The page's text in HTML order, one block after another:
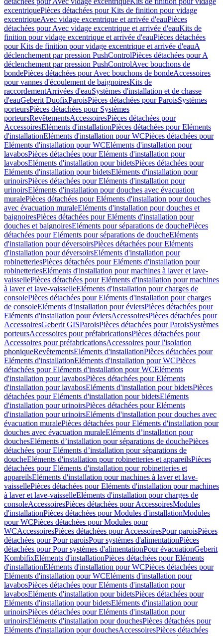
excentriquePièces détachées pour Kits de finition pour vidage
excentriqueAvec vidage excentrique et arrivée d'eauPièces
détachées pour Avec vidage excentrique et arrivée d'eauKits de
finition pour vidage excentrique et arrivée d'eauPièces détachées
pour Kits de finition pour vidage excentrique et arrivée d'eauA
déclenchement par pression PushControlPièces détachées pour A
déclenchement par pression PushControlAvec bouchons de
bondePièces détachées pour Avec bouchons de bondeAccessoires
pour vannes d'écoulement de baignoiresKits de
raccordementArrivées d'eauSystèmes d'installation et de chasse
d'eauGeberit DuofixParoisPièces détachées pour ParoisSystèmes
porteursPièces détachées pour Systèmes
porteursRevêtementsAccessoiresPièces détachées pour
AccessoiresEléments d'installationPièces détachées pour Eléments
d'installationEléments d'installation pour WCPièces détachées pour
Eléments d'installation pour WCEléments d'installation pour
lavabosPièces détachées pour Eléments d'installation pour
lavabosEléments d'installation pour bidetsPièces détachées pour
Eléments d'installation pour bidetsEléments d'installation pour
urinoirsPièces détachées pour Eléments d'installation pour
urinoirsEléments d'installation pour douches avec évacuation
muralePièces détachées pour Eléments d'installation pour douches
avec évacuation muraleEléments d'installation pour douches et
baignoiresPièces détachées pour Eléments d'installation pour
douches et baignoiresEléments pour séparations de douchePièces
détachées pour Eléments pour séparations de doucheEléments
d'installation pour déversoirsPièces détachées pour Eléments
d'installation pour déversoirsEléments d'installation pour
robinetteriesPièces détachées pour Eléments d'installation pour
robinetteriesEléments d'installation pour machines à laver et lave-
vaissellePièces détachées pour Eléments d'installation pour machines
à laver et lave-vaisselleEléments d'installation pour charges de
consolePièces détachées pour Eléments d'installation pour charges
de consoleEléments d'installation pour éviersPièces détachées pour
Eléments d'installation pour éviersAccessoiresPièces détachées pour
AccessoiresGeberit GISParoisPièces détachées pour ParoisSystèmes
porteursAccessoires pour préfabricationsPièces détachées pour
Accessoires pour préfabricationsAccessoires pour l'isolation
phoniqueRevêtementsEléments d'installationPièces détachées pour
Eléments d'installationEléments d'installation pour WCPièces
détachées pour Eléments d'installation pour WCEléments
d'installation pour lavabosPièces détachées pour Eléments
d'installation pour lavabosEléments d'installation pour bidetsPièces
détachées pour Eléments d'installation pour bidetsEléments
d'installation pour urinoirsPièces détachées pour Eléments
d'installation pour urinoirsEléments d'installation pour douches avec
évacuation muralePièces détachées pour Eléments d'installation pour
douches avec évacuation muraleEléments d’installation pour
douchesEléments d’installation pour séparations de douchePièces
détachées pour Eléments d’installation pour séparations de
doucheEléments d'installation pour robinetteries et appareilsPièces
détachées pour Eléments d'installation pour robinetteries et
appareilsEléments d'installation pour machines à laver et lave-
vaissellePièces détachées pour Eléments d'installation pour machines
à laver et lave-vaisselleEléments d'installation pour charges de
consoleAccessoiresPièces détachées pour AccessoiresModules
d'installationPièces détachées pour Modules d'installationModules
pour WCPièces détachées pour Modules pour
WCAccessoiresPièces détachées pour AccessoiresPour paroisPièces
détachées pour Pour paroisPour systèmes d'alimentationPièces
détachées pour Pour systèmes d'alimentationPour évacuationGeberit
KombifixEléments d'installationPièces détachées pour Eléments
d'installationEléments d'installation pour WCPièces détachées pour
Eléments d'installation pour WCEléments d'installation pour
lavabosPièces détachées pour Eléments d'installation pour
lavabosEléments d'installation pour bidetsPièces détachées pour
Eléments d'installation pour bidetsEléments d'installation pour
urinoirsPièces détachées pour Eléments d'installation pour
urinoirsEléments d'installation pour douchesPièces détachées pour
Eléments d'installation pour douchesAccessoiresPièces détachées